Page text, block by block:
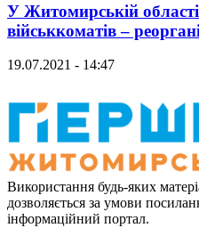
У Житомирській області
військкоматів –
19.07.2021 - 14:47
Використання будь-яких
дозволяється за умови
інформаційний портал.